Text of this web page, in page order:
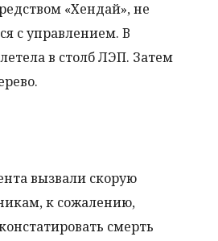
«Хендай», не
с управлением. В
в столб ЛЭП. Затем
вызвали скорую
к сожалению,
смерть